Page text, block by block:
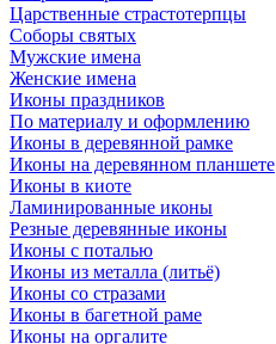
Царственные страстотерпцы
Соборы святых
Мужские имена
Женские имена
Иконы праздников
По материалу и оформлению
Иконы в деревянной рамке
Иконы на деревянном планшете
Иконы в киоте
Ламинированные иконы
Резные деревянные иконы
Иконы с поталью
Иконы из металла (литьё)
Иконы со стразами
Иконы в багетной раме
Иконы на оргалите